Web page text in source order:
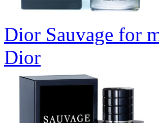
Dior Sauvage for
Dior